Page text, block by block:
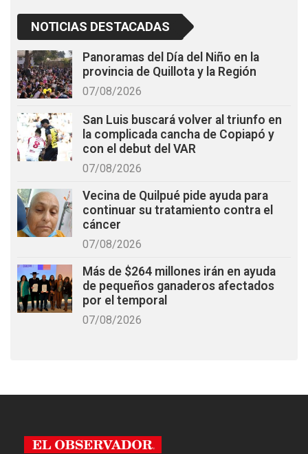
NOTICIAS DESTACADAS
Panoramas del Día del Niño en la
provincia de Quillota y la Región
07/08/2026
San Luis buscará volver al triunfo en
la complicada cancha de Copiapó y
con el debut del VAR
07/08/2026
Vecina de Quilpué pide ayuda para
continuar su tratamiento contra el
cáncer
07/08/2026
Más de $264 millones irán en ayuda
de pequeños ganaderos afectados
por el temporal
07/08/2026